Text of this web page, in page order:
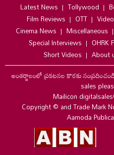
Latest News Tollywood
Film Reviews
OTT
Cinema News
Miscellaneous
Special Interviews
OHRK
Short Videos
About
అంతర్జాలంలో ప్రకటనల కొరకు సంప్రదించండి
sales
Mailicon
Copyright © and Trade Mark
Aamoda